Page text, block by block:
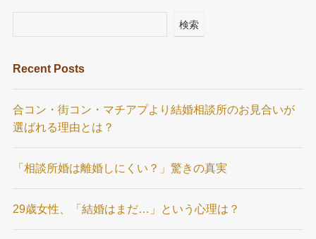
検索
Recent Posts
合コン・街コン・マチアプより結婚相談所のお見合いが
選ばれる理由とは？
「相談所婚は離婚しにくい？」驚きの真実
29歳女性、「結婚はまだ…」という心理は？